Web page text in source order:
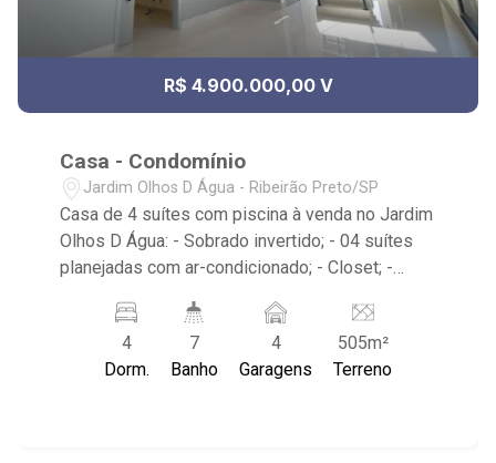
R$ 4.900.000,00 V
Casa - Condomínio
Jardim Olhos D Água - Ribeirão Preto/SP
Casa de 4 suítes com piscina à venda no Jardim
Olhos D Água: - Sobrado invertido; - 04 suítes
planejadas com ar-condicionado; - Closet; -
- Cozinha Gourmet; - Despensa; - Área de
serviço com banheiro; - Varanda; - Churrasqueira;
- Piscina; - Sauna; - 06 banheiros planejados
4
Dorm.
7
Banho
4
Garagens
505m²
Terreno